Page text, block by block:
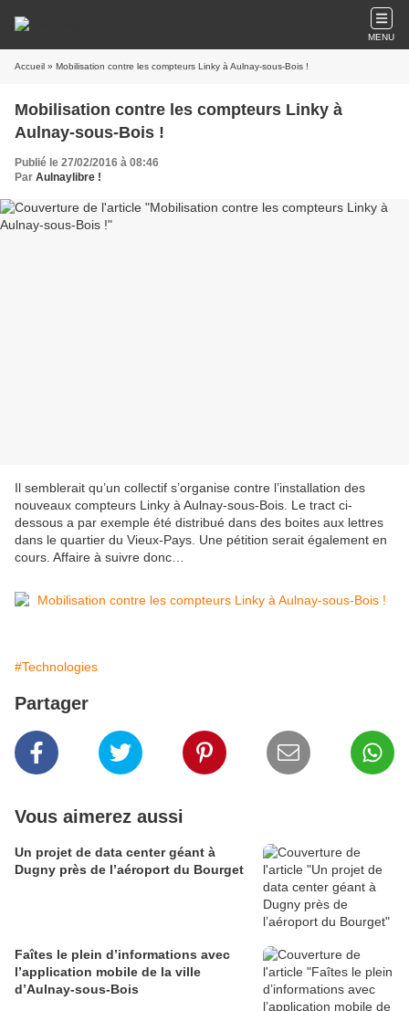
MENU
Accueil » Mobilisation contre les compteurs Linky à Aulnay-sous-Bois !
Mobilisation contre les compteurs Linky à
Aulnay-sous-Bois !
Publié le 27/02/2016 à 08:46
Par Aulnaylibre !
Il semblerait qu’un collectif s’organise contre l’installation des
nouveaux compteurs Linky à Aulnay-sous-Bois. Le tract ci-
dessous a par exemple été distribué dans des boites aux lettres
dans le quartier du Vieux-Pays. Une pétition serait également en
cours. Affaire à suivre donc…
#Technologies
Partager
Vous aimerez aussi
Un projet de data center géant à
Dugny près de l’aéroport du Bourget
Faîtes le plein d’informations avec
l’application mobile de la ville
d’Aulnay-sous-Bois